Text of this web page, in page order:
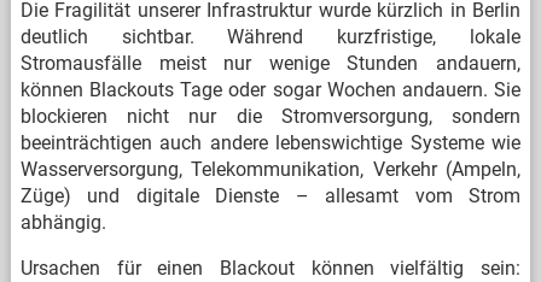
Die Fragilität unserer Infrastruktur wurde kürzlich in Berlin
deutlich sichtbar. Während kurzfristige, lokale
Stromausfälle meist nur wenige Stunden andauern,
können Blackouts Tage oder sogar Wochen andauern. Sie
blockieren nicht nur die Stromversorgung, sondern
beeinträchtigen auch andere lebenswichtige Systeme wie
Wasserversorgung, Telekommunikation, Verkehr (Ampeln,
Züge) und digitale Dienste – allesamt vom Strom
abhängig.
Ursachen für einen Blackout können vielfältig sein: